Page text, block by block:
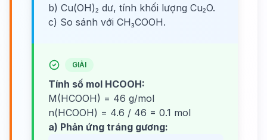
b) Cu(OH)₂ dư, tính khối lượng Cu₂O.
c) So sánh với CH₃COOH.
GIẢI
Tính số mol HCOOH:
M(HCOOH) = 46 g/mol
n(HCOOH) = 4.6 / 46 = 0.1 mol
a) Phản ứng tráng gương: